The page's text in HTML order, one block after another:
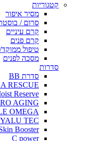
קטגוריות
מסיר איפור
סרום /
קרם עיניים
קרם פנים
טיפול
מסכה לפנים
סדרות
סדרת BB
RESCUE
Reserve
AGING
OMEGA
TEC
Booster
C power